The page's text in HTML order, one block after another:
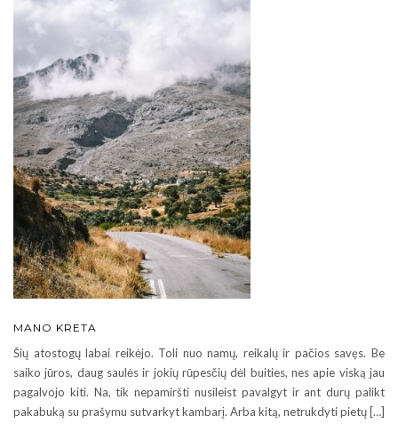
MANO KRETA
Šių atostogų labai reikėjo. Toli nuo namų, reikalų ir pačios savęs. Be
saiko jūros, daug saulės ir jokių rūpesčių dėl buities, nes apie viską jau
pagalvojo kiti. Na, tik nepamiršti nusileist pavalgyt ir ant durų palikt
pakabuką su prašymu sutvarkyt kambarį. Arba kitą, netrukdyti pietų […]